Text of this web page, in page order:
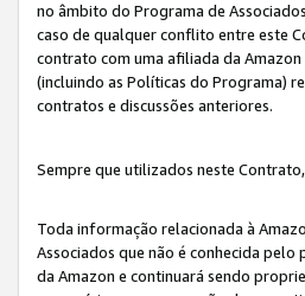
no âmbito do Programa de
caso de qualquer conflito entre este
contrato com uma afiliada da
(incluindo as Políticas do Programa)
contratos e discussões anteriores.
Sempre que utilizados neste
Toda informação relacionada à
Associados que não é conhecida
da Amazon e continuará sendo